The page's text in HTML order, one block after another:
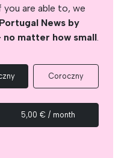
are able to, we
News by
matter how small
Coroczny
5,00 € / month